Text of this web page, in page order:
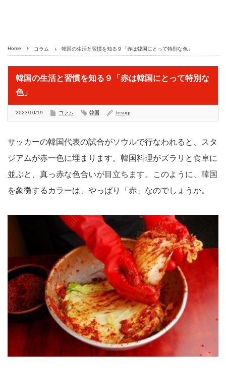
Home コラム 韓国の生活と習慣を知る９「赤は韓国にとって特別な色」
韓国の生活と習慣を知る９「赤は韓国にとって特別な
色」
2023/10/19 コラム 韓国 tesugi
サッカーの韓国代表の試合がソウルで行なわれると、スタ
ジアムが赤一色に埋まります。韓国料理がズラリと食卓に
並ぶと、真っ赤な色合いが目立ちます。このように、韓国
を象徴するカラーは、やっぱり「赤」なのでしょうか。